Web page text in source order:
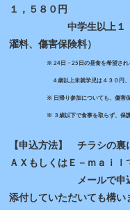
１，５８０円
中学生以上１，６１
濯料、傷害保険料）
※ 24日・25日の昼食を希望される場
４歳以上未就学児は４３０円、小学生
※ 日帰り参加についても、傷害保険料
※ ３歳以下で食事を取らず、保護者と添
【申込方法】 チラシの裏
ＡＸもしくはＥ－ｍａｉｌ
メールで申込まれ
添付していただいても構い